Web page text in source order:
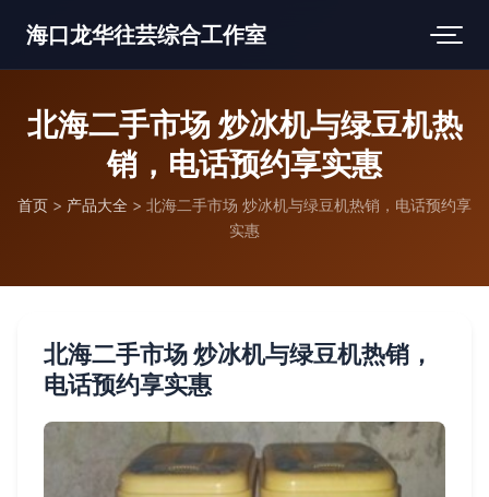
海口龙华往芸综合工作室
北海二手市场 炒冰机与绿豆机热
销，电话预约享实惠
首页 > 产品大全 > 北海二手市场 炒冰机与绿豆机热销，电话预约享
实惠
北海二手市场 炒冰机与绿豆机热销，
电话预约享实惠